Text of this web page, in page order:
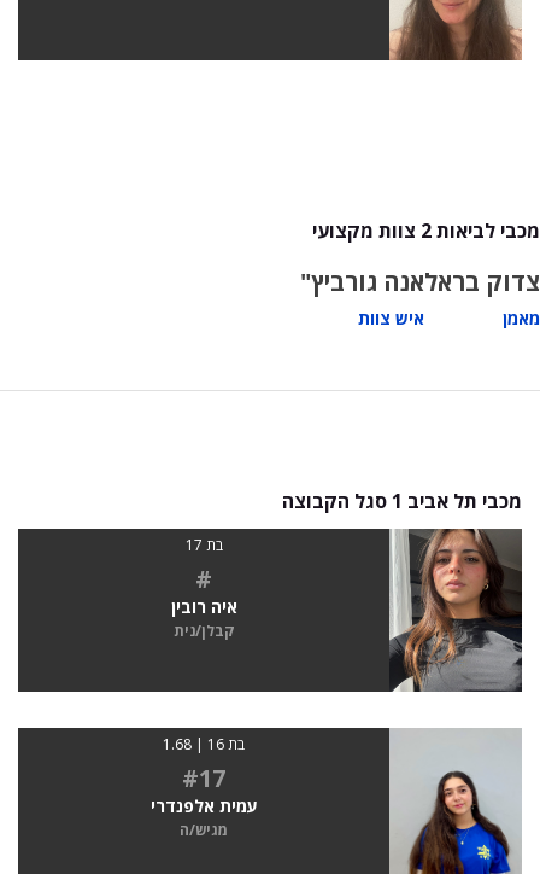
מכבי לביאות 2 צוות מקצועי
צדוק בראל
מאמן
אנה גורביץ"
איש צוות
מכבי תל אביב 1 סגל הקבוצה
בת 17
#
איה רובין
קבלן/נית
בת 16 | 1.68
#17
עמית אלפנדרי
מגיש/ה